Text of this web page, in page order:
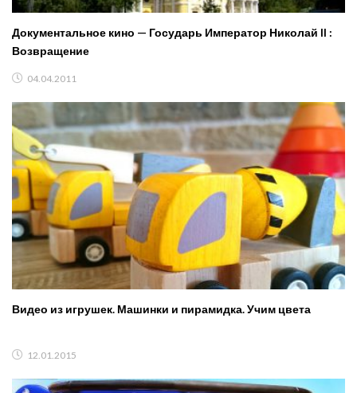
Документальное кино — Государь Император Николай II :
Возвращение
04.04.2011
Видео из игрушек. Машинки и пирамидка. Учим цвета
12.01.2015